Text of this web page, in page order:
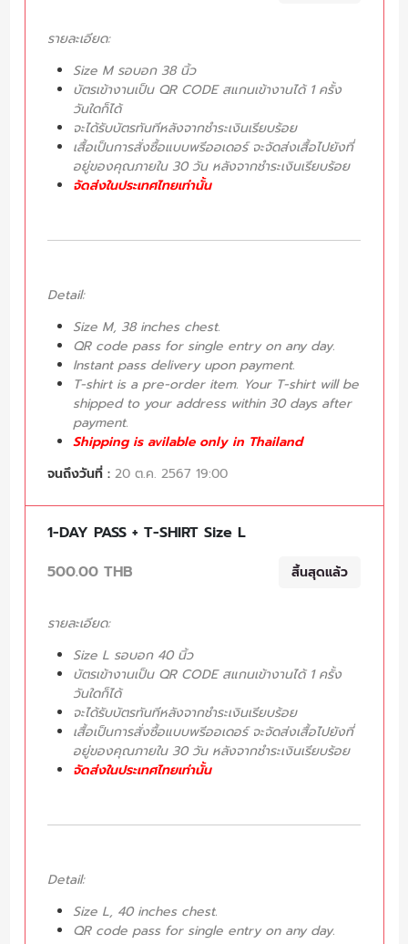
รายละเอียด:
Size M รอบอก 38 นิ้ว
บัตรเข้างานเป็น QR CODE สแกนเข้างานได้ 1 ครั้ง
วันใดก็ได้
จะได้รับบัตรทันทีหลังจากชำระเงินเรียบร้อย
เสื้อเป็นการสั่งซื้อแบบพรีออเดอร์ จะจัดส่งเสื้อไปยังที่
อยู่ของคุณภายใน 30 วัน หลังจากชำระเงินเรียบร้อย
จัดส่งในประเทศไทยเท่านั้น
Detail:
Size M, 38 inches chest.
QR code pass for single entry on any day.
Instant pass delivery upon payment.
T-shirt is a pre-order item. Your T-shirt will be
shipped to your address within 30 days after
payment.
Shipping is avilable only in Thailand
จนถึงวันที่ : 20 ต.ค. 2567 19:00
1-DAY PASS + T-SHIRT Size L
500.00 THB
สิ้นสุดแล้ว
รายละเอียด:
Size L รอบอก 40 นิ้ว
บัตรเข้างานเป็น QR CODE สแกนเข้างานได้ 1 ครั้ง
วันใดก็ได้
จะได้รับบัตรทันทีหลังจากชำระเงินเรียบร้อย
เสื้อเป็นการสั่งซื้อแบบพรีออเดอร์ จะจัดส่งเสื้อไปยังที่
อยู่ของคุณภายใน 30 วัน หลังจากชำระเงินเรียบร้อย
จัดส่งในประเทศไทยเท่านั้น
Detail:
Size L, 40 inches chest.
QR code pass for single entry on any day.